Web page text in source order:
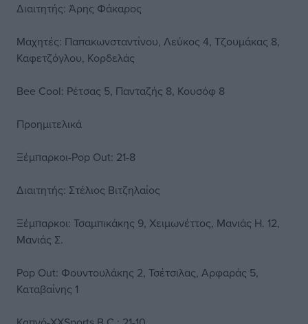
Διαιτητής: Άρης Φάκαρος
Μαχητές: Παπακωνσταντίνου, Λεύκος 4, Τζουμάκας 8,
Καφετζόγλου, Κορδελάς
Bee Cool: Ρέτσας 5, Πανταζής 8, Κουσόφ 8
Προημιτελικά
Ξέμπαρκοι-Pop Out: 21-8
Διαιτητής: Στέλιος Βιτζηλαίος
Ξέμπαρκοι: Τσαμπικάκης 9, Χειμωνέττος, Μανιάς Η. 12,
Μανιάς Σ.
Pop Out: Φουντουλάκης 2, Τσέτσιλας, Αρφαράς 5,
Καταβαίνης 1